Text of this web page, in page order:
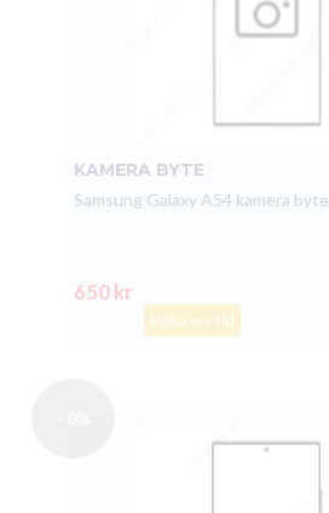
KAMERA BYTE
Samsung Galaxy A54 kamera byte
650 kr
Boka en tid